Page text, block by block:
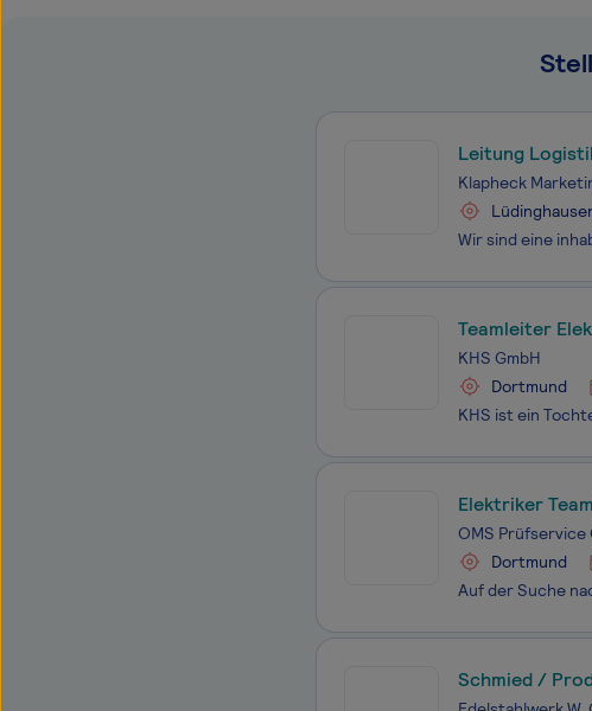
Leitung
Klapheck
Teamleiter
KHS GmbH
Dortmund
Elektriker
OMS Prüfservice
Dortmund
Schmied /